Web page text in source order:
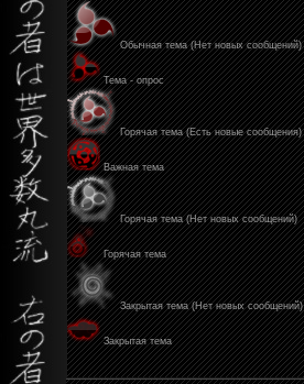
Обычная тема (Нет новых сообщений)
Тема - опрос
Горячая тема (Есть новые сообщения)
Важная тема
Горячая тема (Нет новых сообщений)
Горячая тема
Закрытая тема (Нет новых сообщений)
Закрытая тема